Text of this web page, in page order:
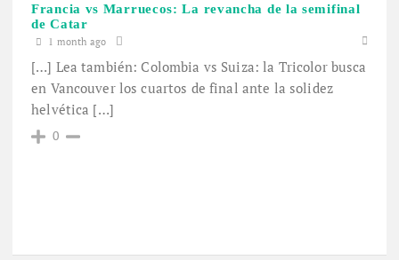
Francia vs Marruecos: La revancha de la semifinal
de Catar
1 month ago
[…] Lea también: Colombia vs Suiza: la Tricolor busca
en Vancouver los cuartos de final ante la solidez
helvética […]
0